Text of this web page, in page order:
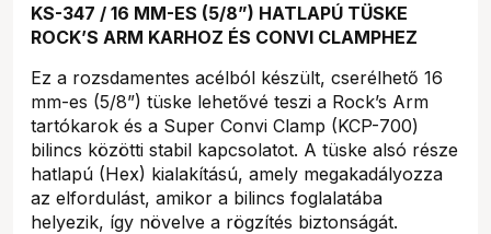
KS-347 / 16 MM-ES (5/8”) HATLAPÚ TÜSKE
ROCK’S ARM KARHOZ ÉS CONVI CLAMPHEZ
Ez a rozsdamentes acélból készült, cserélhető 16
mm-es (5/8”) tüske lehetővé teszi a Rock’s Arm
tartókarok és a Super Convi Clamp (KCP-700)
bilincs közötti stabil kapcsolatot. A tüske alsó része
hatlapú (Hex) kialakítású, amely megakadályozza
az elfordulást, amikor a bilincs foglalatába
helyezik, így növelve a rögzítés biztonságát.